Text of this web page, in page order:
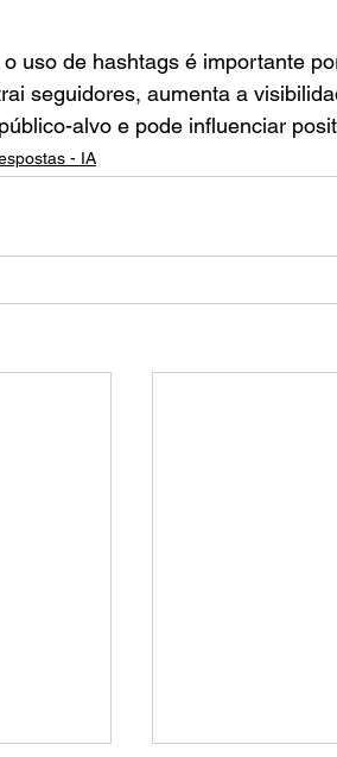
o uso de hashtags é importante
seguidores, aumenta a
alvo e pode influenciar
- IA